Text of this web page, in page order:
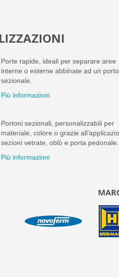
Porte rapide, ideali per separare aree
interne o esterne abbinate ad un
sezionale.
Più informazioni
Portoni sezionali, personalizzabili per
materiale, colore o grazie
sezioni vetrate, oblò e porta pedonale.
Più informazioni